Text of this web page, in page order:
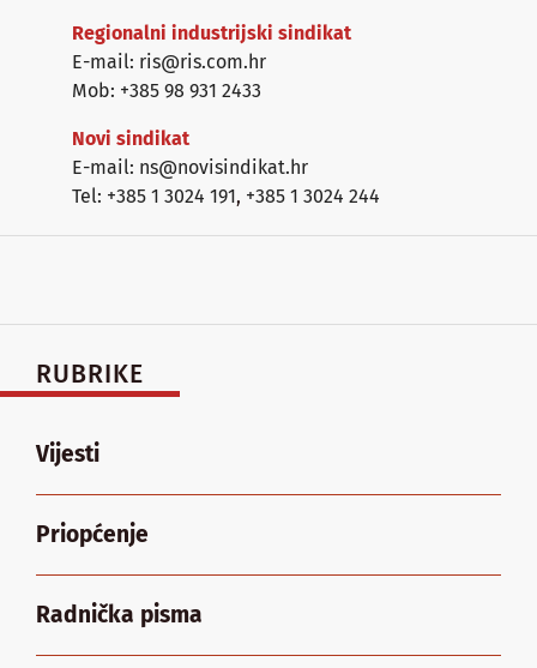
Regionalni industrijski sindikat
E-mail: ris@ris.com.hr
Mob: +385 98 931 2433
Novi sindikat
E-mail: ns@novisindikat.hr
Tel: +385 1 3024 191, +385 1 3024 244
RUBRIKE
Vijesti
Priopćenje
Radnička pisma